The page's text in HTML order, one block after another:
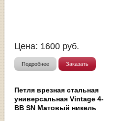
Цена: 1600 руб.
Подробнее Заказать
Петля врезная стальная
универсальная Vintage 4-
BB SN Матовый никель